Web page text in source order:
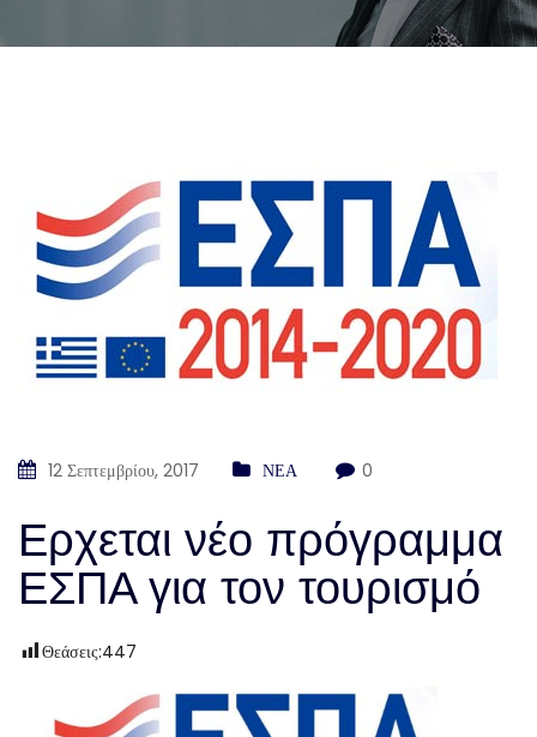
12 Σεπτεμβρίου, 2017 ΝΕΑ 0
Ερχεται νέο πρόγραμμα
ΕΣΠΑ για τον τουρισμό
Θεάσεις:447